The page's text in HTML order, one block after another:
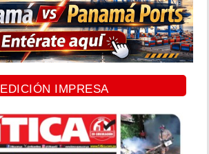
EDICIÓN IMPRESA